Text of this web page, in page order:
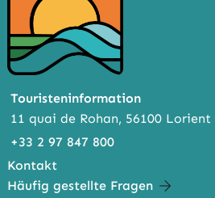
Touristeninformation
11 quai de Rohan, 56100
+33 2 97 847 800
Kontakt
Häufig gestellte Fragen